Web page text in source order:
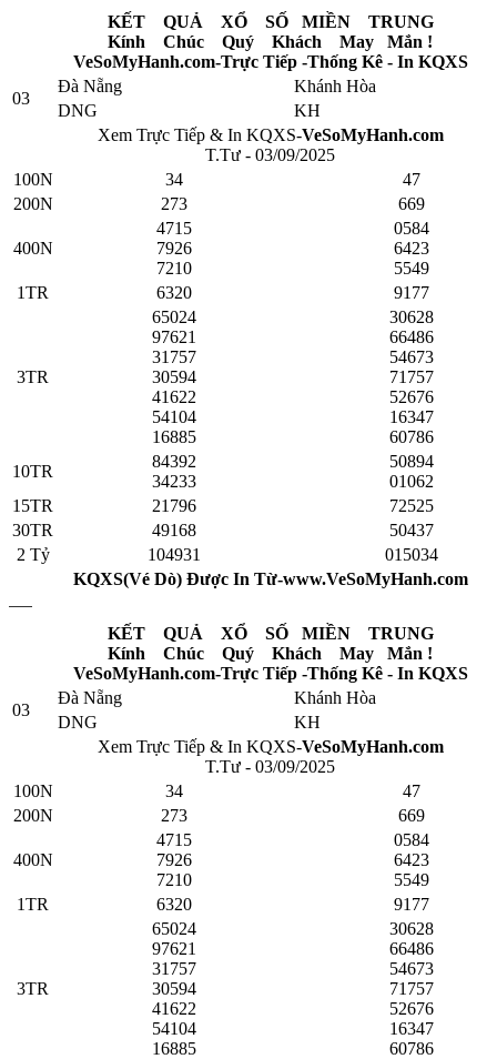
KẾT QUẢ XỔ SỐ MIỀN TRUNG
Kính Chúc Quý Khách May Mắn !
VeSoMyHanh.com-Trực Tiếp -Thống Kê - In KQXS
03
Đà Nẵng
Khánh Hòa
DNG
KH
Xem Trực Tiếp & In KQXS-VeSoMyHanh.com
T.Tư - 03/09/2025
100N
34
47
200N
273 669
400N
4715
7926
7210
0584
6423
5549
1TR
6320 9177
3TR
65024
97621
31757
30594
41622
54104
16885
30628
66486
54673
71757
52676
16347
60786
10TR
84392
34233
50894
01062
15TR
21796
72525
30TR
49168
50437
2 Tỷ
104931
015034
KQXS(Vé Dò) Được In Từ-www.VeSoMyHanh.com
KẾT QUẢ XỔ SỐ MIỀN TRUNG
Kính Chúc Quý Khách May Mắn !
VeSoMyHanh.com-Trực Tiếp -Thống Kê - In KQXS
03
Đà Nẵng
Khánh Hòa
DNG
KH
Xem Trực Tiếp & In KQXS-VeSoMyHanh.com
T.Tư - 03/09/2025
100N
34
47
200N
273 669
400N
4715
7926
7210
0584
6423
5549
1TR
6320 9177
3TR
65024
97621
31757
30594
41622
54104
16885
30628
66486
54673
71757
52676
16347
60786